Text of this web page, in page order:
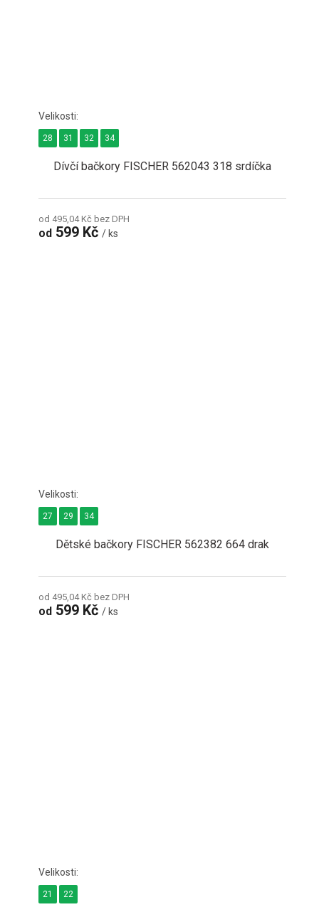
Dívčí bačkory FISCHER 562043 318 srdíčka
od 495,04 Kč bez DPH
od 599 Kč/ ks
28 31 32 34
Dětské bačkory FISCHER 562382 664 drak
od 495,04 Kč bez DPH
od 599 Kč/ ks
27 29 34
21 22